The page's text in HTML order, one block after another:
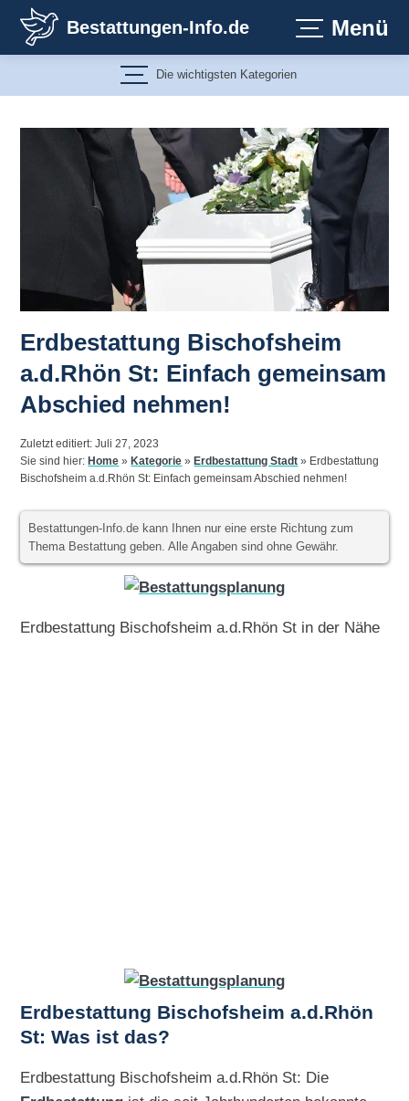
Inhalt
springen
Bestattungen-Info.de Menü
Die wichtigsten Kategorien
Erdbestattung Bischofsheim
a.d.Rhön St: Einfach gemeinsam
Abschied nehmen!
Zuletzt editiert: Juli 27, 2023
Sie sind hier: Home » Kategorie » Erdbestattung Stadt » Erdbestattung
Bischofsheim a.d.Rhön St: Einfach gemeinsam Abschied nehmen!
Bestattungen-Info.de kann Ihnen nur eine erste Richtung zum
Thema Bestattung geben. Alle Angaben sind ohne Gewähr.
Erdbestattung Bischofsheim a.d.Rhön St in der Nähe
Erdbestattung Bischofsheim a.d.Rhön
St: Was ist das?
Erdbestattung Bischofsheim a.d.Rhön St: Die